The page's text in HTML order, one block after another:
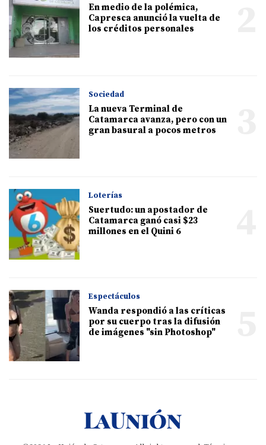
En medio de la polémica,
Capresca anunció la vuelta de
los créditos personales
Sociedad
La nueva Terminal de
Catamarca avanza, pero con un
gran basural a pocos metros
Loterías
Suertudo: un apostador de
Catamarca ganó casi $23
millones en el Quini 6
Espectáculos
Wanda respondió a las críticas
por su cuerpo tras la difusión
de imágenes "sin Photoshop"